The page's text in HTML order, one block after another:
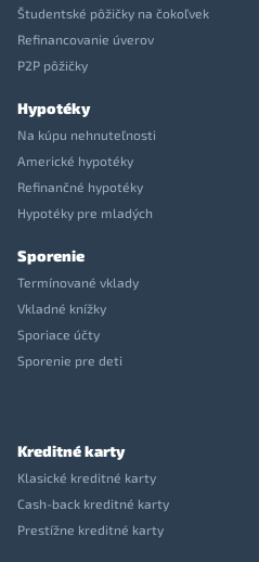
Študentské pôžičky na čokoľvek
Refinancovanie úverov
P2P pôžičky
Hypotéky
Na kúpu nehnuteľnosti
Americké hypotéky
Refinančné hypotéky
Hypotéky pre mladých
Sporenie
Termínované vklady
Vkladné knížky
Sporiace účty
Sporenie pre deti
Kreditné karty
Klasické kreditné karty
Cash-back kreditné karty
Prestížne kreditné karty